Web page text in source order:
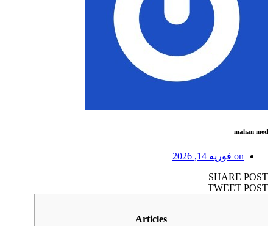
mahan med
on فوریه 14, 2026
SHARE POST
TWEET POST
Articles